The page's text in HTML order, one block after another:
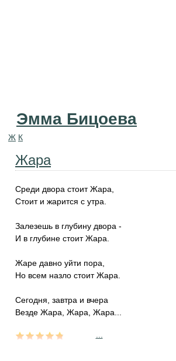
Эмма Бицоева
Ж К
Жара
Среди двора стоит Жара,
Стоит и жарится с утра.
Залезешь в глубину двора -
И в глубине стоит Жара.
Жаре давно уйти пора,
Но всем назло стоит Жара.
Сегодня, завтра и вчера
Везде Жара, Жара, Жара...